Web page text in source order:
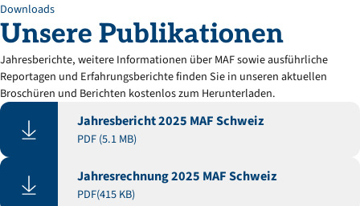
Downloads
Unsere Publikationen
Jahresberichte, weitere Informationen über MAF sowie ausführliche
Reportagen und Erfahrungsberichte finden Sie in unseren aktuellen
Broschüren und Berichten kostenlos zum Herunterladen.
Jahresbericht 2025 MAF Schweiz
PDF (5.1 MB)
Jahresrechnung 2025 MAF Schweiz
PDF(415 KB)